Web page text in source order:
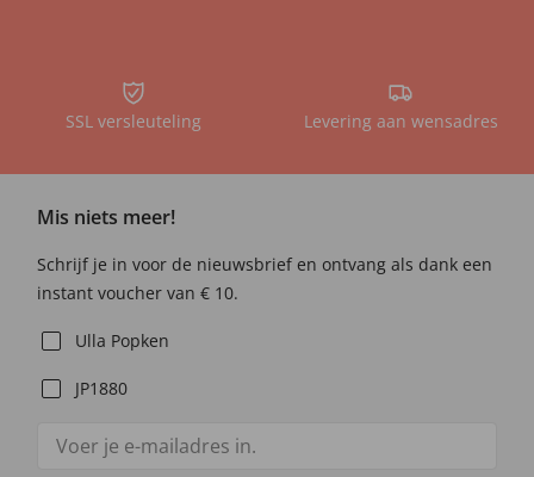
SSL versleuteling Levering aan wensadres
Mis niets meer!
Schrijf je in voor de nieuwsbrief en ontvang als dank een
instant voucher van € 10.
Ulla Popken
JP1880